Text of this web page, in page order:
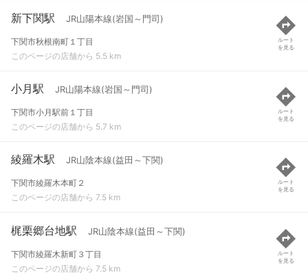
新下関駅 JR山陽本線(岩国～門司)
下関市秋根南町１丁目
このページの店舗から 5.5 km
ルート
を見る
小月駅 JR山陽本線(岩国～門司)
下関市小月駅前１丁目
このページの店舗から 5.7 km
ルート
を見る
綾羅木駅 JR山陰本線(益田～下関)
下関市綾羅木本町２
このページの店舗から 7.5 km
ルート
を見る
梶栗郷台地駅 JR山陰本線(益田～下関)
下関市綾羅木新町３丁目
このページの店舗から 7.5 km
ルート
を見る